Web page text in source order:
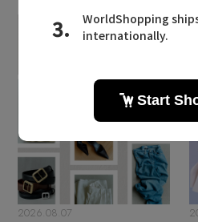
2026.08.07